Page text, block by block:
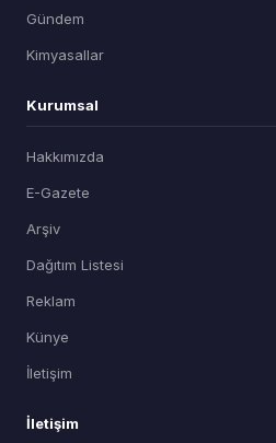
Gündem
Kimyasallar
Kurumsal
Hakkımızda
E-Gazete
Arşiv
Dağıtım Listesi
Reklam
Künye
İletişim
İletişim